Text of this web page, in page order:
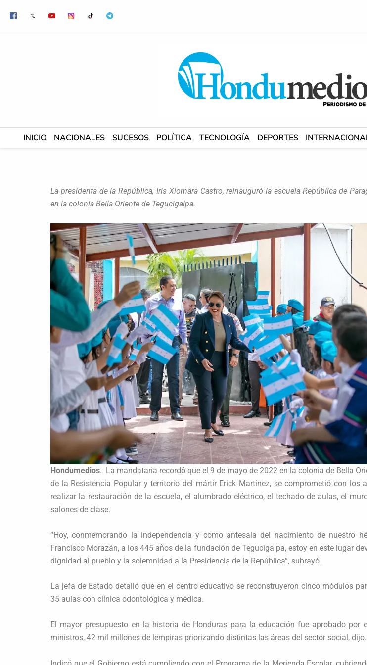
contenido
INICIO NACIONALES SUCESOS POLÍTICA TECNOLOGÍA DEPORTES
La presidenta de la República, Iris Xiomara Castro, reinauguró la escuela República de
en la colonia Bella Oriente de Tegucigalpa.
Hondumedios. La mandataria recordó que el 9 de mayo de 2022 en la colonia de Bella
de la Resistencia Popular y territorio del mártir Erick Martínez, se comprometió con los
realizar la restauración de la escuela, el alumbrado eléctrico, el techado de aulas, el
salones de clase.
“Hoy, conmemorando la independencia y como antesala del nacimiento de nuestro
Francisco Morazán, a los 445 años de la fundación de Tegucigalpa, estoy en este lugar
dignidad al pueblo y la solemnidad a la Presidencia de la República”, subrayó.
La jefa de Estado detalló que en el centro educativo se reconstruyeron cinco módulos
35 aulas con clínica odontológica y médica.
El mayor presupuesto en la historia de Honduras para la educación fue aprobado por
ministros, 42 mil millones de lempiras priorizando distintas las áreas del sector social, dijo.
Indicó que el Gobierno está cumpliendo con el Programa de la Merienda Escolar,